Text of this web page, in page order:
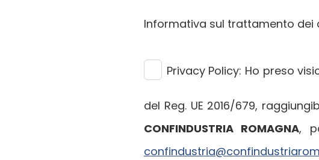
Informativa sul trattamento dei
Privacy Policy: Ho preso
del Reg. UE 2016/679,
CONFINDUSTRIA ROMAGNA,